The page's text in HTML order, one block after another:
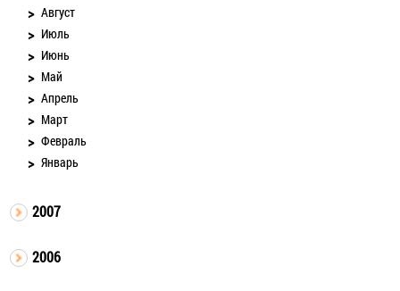
Август
Июль
Июнь
Май
Апрель
Март
Февраль
Январь
2007
2006